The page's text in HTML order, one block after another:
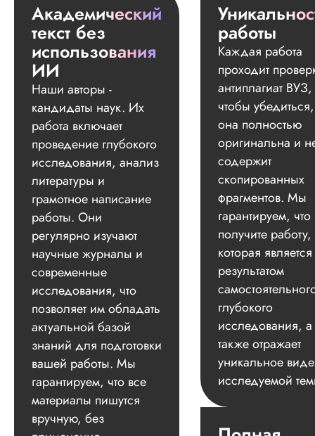
Академический
текст без
использования
ИИ
Наши авторы -
кандидаты наук. Их
работа включает
проведение глубокого
исследования, анализ
литературы и
грамотное написание
работы. Они
регулярно изучают
научные журналы и
современные
исследования, что
позволяет им обладать
актуальной базой
знаний для подготовки
вашей работы. Мы
гарантируем, что все
материалы пишутся
вручную, без
работы
Каждая работа
проходит
антиплагиат ВУЗ,
чтобы
она полностью
оригинальна и
содержит
скопированных
фрагментов. Мы
гарантируем,
получите работу,
которая является
результатом
глубокого
исследования, а
также отражает
уникальное
исследуемой